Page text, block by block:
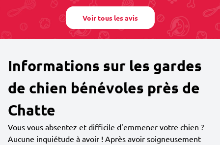
Voir tous les avis
Informations sur les gardes
de chien bénévoles près de
Chatte
Vous vous absentez et difficile d'emmener votre chien ?
Aucune inquiétude à avoir ! Après avoir soigneusement